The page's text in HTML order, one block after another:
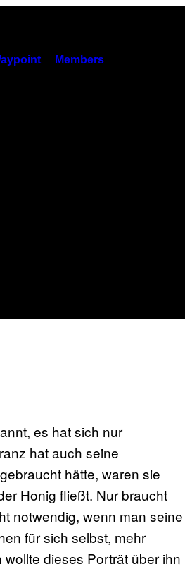
Members
es hat sich nur
hat auch seine
hätte, waren sie
Honig fließt. Nur braucht
notwendig, wenn man seine
für sich selbst, mehr
dieses Porträt über ihn